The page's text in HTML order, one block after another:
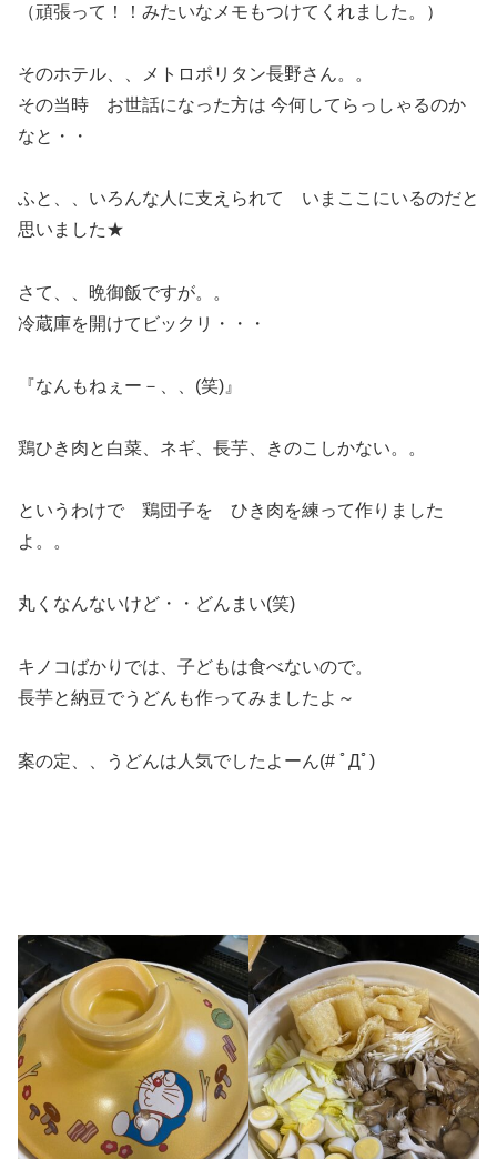
（頑張って！！みたいなメモもつけてくれました。）
そのホテル、、メトロポリタン長野さん。。
その当時 お世話になった方は 今何してらっしゃるのか
なと・・
ふと、、いろんな人に支えられて いまここにいるのだと
思いました★
さて、、晩御飯ですが。。
冷蔵庫を開けてビックリ・・・
『なんもねぇー－、、(笑)』
鶏ひき肉と白菜、ネギ、長芋、きのこしかない。。
というわけで 鶏団子を ひき肉を練って作りました
よ。。
丸くなんないけど・・どんまい(笑)
キノコばかりでは、子どもは食べないので。
長芋と納豆でうどんも作ってみましたよ～
案の定、、うどんは人気でしたよーん(# ﾟДﾟ)